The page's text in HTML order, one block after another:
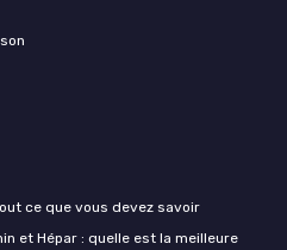
ce que vous devez savoir
et Hépar : quelle est la meilleure